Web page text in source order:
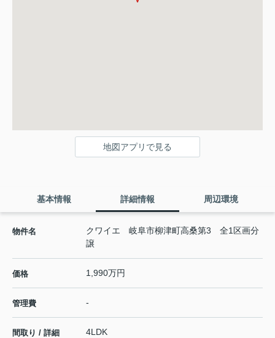
地図アプリで見る
基本情報 詳細情報 周辺環境
物件名
クワイエ 岐阜市柳津町高桑第3 全1区画分
譲
価格 1,990万円
管理費 -
間取り / 詳細
4LDK